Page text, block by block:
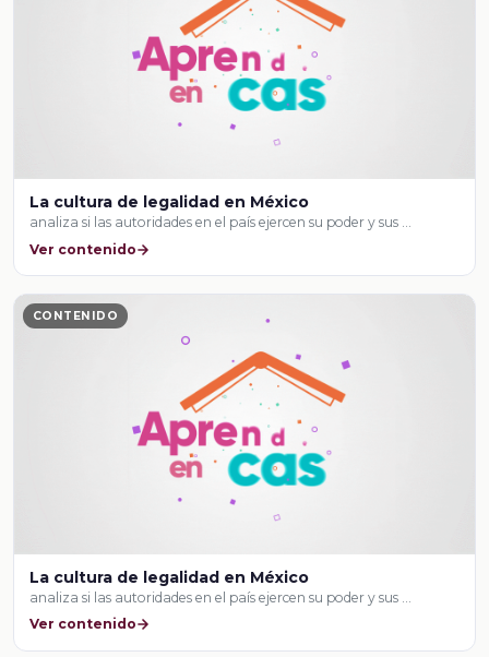
La cultura de legalidad en México
analiza si las autoridades en el país ejercen su poder y sus …
Ver contenido
CONTENIDO
La cultura de legalidad en México
analiza si las autoridades en el país ejercen su poder y sus …
Ver contenido